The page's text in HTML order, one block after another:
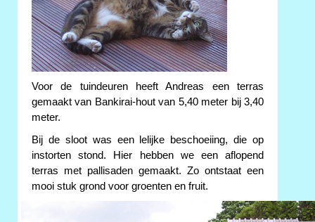
Voor de tuindeuren heeft Andreas een terras
gemaakt van Bankirai-hout van 5,40 meter bij 3,40
meter.
Bij de sloot was een lelijke beschoeiing, die op
instorten stond. Hier hebben we een aflopend
terras met pallisaden gemaakt. Zo ontstaat een
mooi stuk grond voor groenten en fruit.